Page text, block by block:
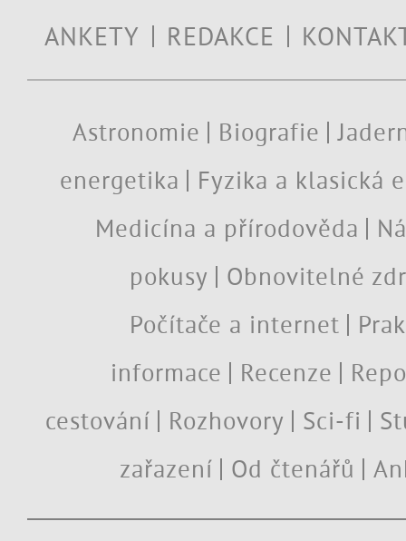
ANKETY
REDAKCE
Astronomie Biografie
energetika
Fyzika a klasická
Medicína a přírodověda
pokusy
Obnovitelné
Počítače a internet
informace
Recenze
cestování
Rozhovory Sci-fi
zařazení
Od čtenářů